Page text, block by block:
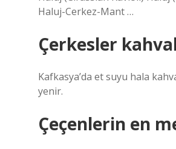
Haluj-Cerkez-Mant …
Çerkesler
Kafkasya’da et suyu hala
yenir.
Çeçenlerin en